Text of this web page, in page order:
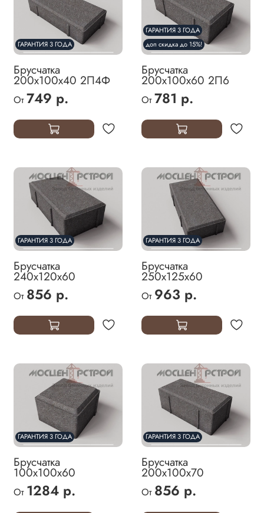
ГАРАНТИЯ 3 ГОДА
Брусчатка
200х100х40 2П4Ф
От 749 р.
ГАРАНТИЯ 3 ГОДА
доп скидка до 15%!
Брусчатка
200х100х60 2П6
От 781 р.
ГАРАНТИЯ 3 ГОДА
Брусчатка
240х120х60
От 856 р.
ГАРАНТИЯ 3 ГОДА
Брусчатка
250х125х60
От 963 р.
ГАРАНТИЯ 3 ГОДА
Брусчатка
100х100х60
От 1284 р.
ГАРАНТИЯ 3 ГОДА
Брусчатка
200х100х70
От 856 р.